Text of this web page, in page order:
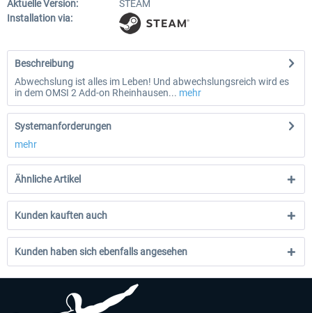
Aktuelle Version:
STEAM
Installation via:
Beschreibung
Abwechslung ist alles im Leben! Und abwechslungsreich wird es
in dem OMSI 2 Add-on Rheinhausen... mehr
Systemanforderungen
mehr
Ähnliche Artikel
Kunden kauften auch
Kunden haben sich ebenfalls angesehen